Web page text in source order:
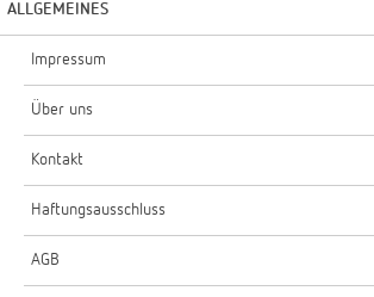
ALLGEMEINES
Impressum
Über uns
Kontakt
Haftungsausschluss
AGB